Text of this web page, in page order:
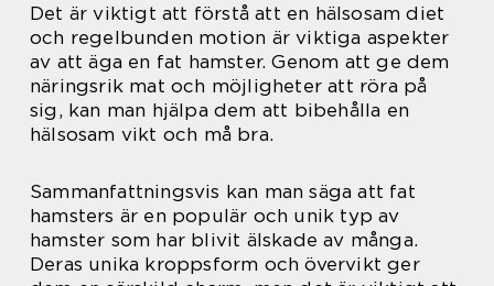
Det är viktigt att förstå att en hälsosam diet
och regelbunden motion är viktiga aspekter
av att äga en fat hamster. Genom att ge dem
näringsrik mat och möjligheter att röra på
sig, kan man hjälpa dem att bibehålla en
hälsosam vikt och må bra.
Sammanfattningsvis kan man säga att fat
hamsters är en populär och unik typ av
hamster som har blivit älskade av många.
Deras unika kroppsform och övervikt ger